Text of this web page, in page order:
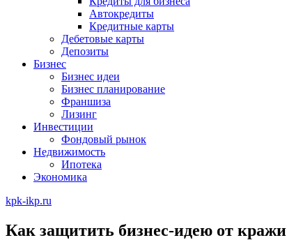
Автокредиты
Кредитные карты
Дебетовые карты
Депозиты
Бизнес
Бизнес идеи
Бизнес планирование
Франшиза
Лизинг
Инвестиции
Фондовый рынок
Недвижимость
Ипотека
Экономика
kpk-ikp.ru
Как защитить бизнес‑идею от кражи